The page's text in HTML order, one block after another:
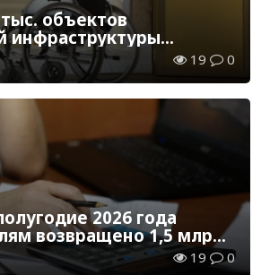
объектов
инфраструктуры
для лиц с
19 0
2026 года
возвращено 1,5 млрд
19 0